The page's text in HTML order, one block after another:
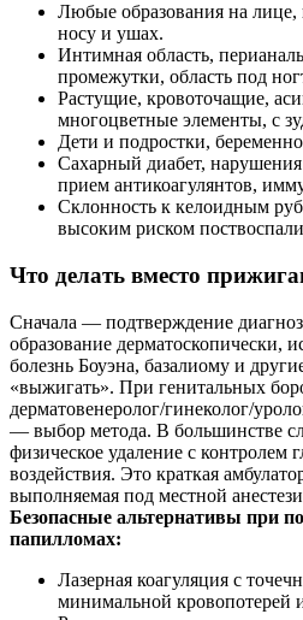
Любые образования на лице,
носу и ушах.
Интимная область,
промежутки, область под
Растущие, кровоточащие,
многоцветные элементы, с
Дети и подростки,
Сахарный диабет,
прием антикоагулянтов,
Склонность к келоидным
высоким риском
Что делать вместо
Сначала — подтверждение
образование дерматоскопически,
болезнь Боуэна, базалиому и
«выжигать». При генитальных
дерматовенеролог/гинеколог/
— выбор метода. В большинстве
физическое удаление с контролем
воздействия. Это краткая
выполняемая под местной
Безопасные альтернативы при
папилломах:
Лазерная коагуляция с
минимальной кровопотерей